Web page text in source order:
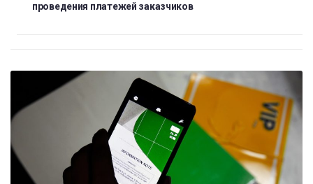
проведения платежей заказчиков